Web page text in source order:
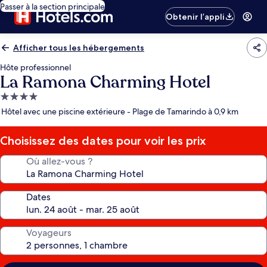
Passer à la section principale
Obtenir l’appli
Afficher tous les hébergements
Hôte professionnel
La Ramona Charming Hotel
Hébergement
4.0 étoiles
Hôtel avec une piscine extérieure - Plage de Tamarindo à 0,9 km
Choisissez des dates pour voir les prix
Où allez-vous ?
Dates
Voyageurs